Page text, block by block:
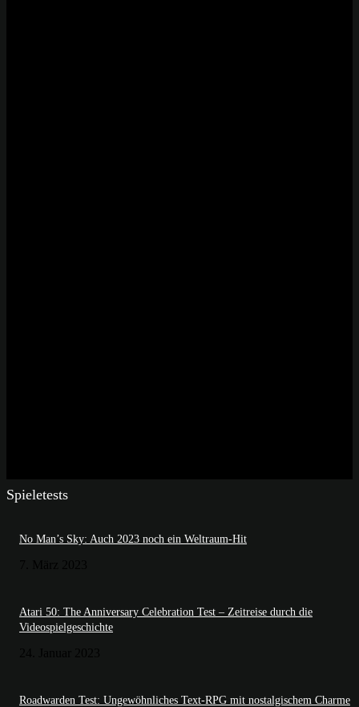
Spieletests
No Man’s Sky: Auch 2023 noch ein Weltraum-Hit
Atari 50: The Anniversary Celebration Test – Zeitreise durch die
Videospielgeschichte
Roadwarden Test: Ungewöhnliches Text-RPG mit nostalgischem Charme